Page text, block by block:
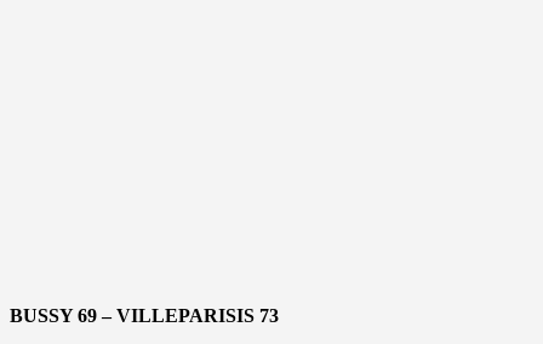
BUSSY 69 – VILLEPARISIS 73